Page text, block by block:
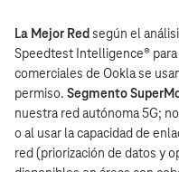
La Mejor Red según el
Speedtest Intelligence® para
comerciales de Ookla se
permiso. Segmento
nuestra red autónoma 5G;
o al usar la capacidad de
red (priorización de datos y